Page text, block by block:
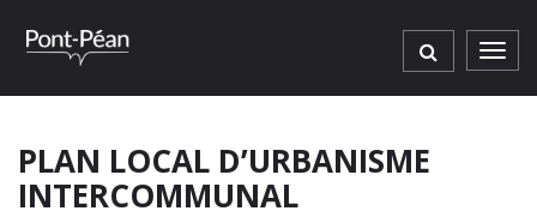
PLAN LOCAL D’URBANISME
INTERCOMMUNAL